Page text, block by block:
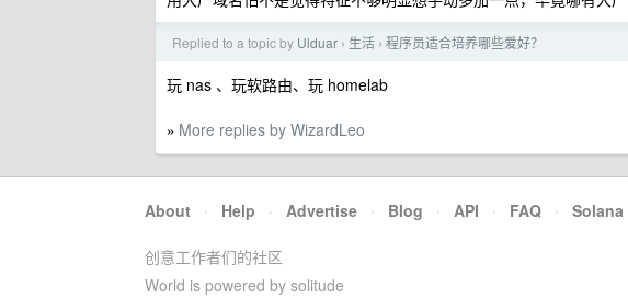
Replied to a topic by Ulduar › 生活 › 程序员适合培养哪些爱好？
玩 nas 、玩软路由、玩 homelab
» More replies by WizardLeo
About · Help · Advertise · Blog · API · FAQ · Solana
创意工作者们的社区
World is powered by solitude